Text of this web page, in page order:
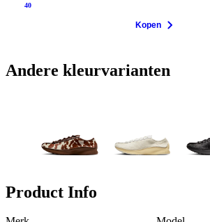
40
Kopen
Andere kleurvarianten
Product Info